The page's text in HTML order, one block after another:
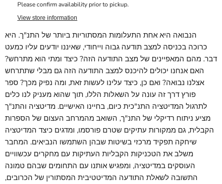
Please confirm availability prior to pickup.
View store information
הנבואה היא אחת התעלומות המסתוריות ביותר של התנ"ך. היא
כרוכה בכניסה למצב תודעה גבוה וייחודי, שאיננו יודעים עליו כמעט
דבר. מהם המאפיינים של מצב התודעה הזה? כיצד ומתי הוא מתרחש?
האם אנחנו יכולים להיכנס למצב התודעה הזה גם מבלי שתתרחש
אצלנו נבואה? ואם כן, כיצד עלינו לעשות זאת, ומה נפיק מכך? ספר
פורץ דרך זה עונה על השאלות הללו, תוך שהוא מעניק לנו כלים
לתרגול המדיטציה התנ"כית כיום, בחיינו האישיים. מדיטציה והתנ"ך
מציע ניתוח רדיקלי של התנ"ך, השואב מהמרחב העצום של הספרות
הקבלית, גם ממקורות עתיקים שטרם פורסמו, ומדגים כיצד המדיטציה
שיחקה תפקיד מרכזי בשיטות שבהן השתמשו הנביאים. המחבר
משלב את הטכניקות הקבליות העתיקות עם מחקרים עכשוויים
העוסקים במדיטציה, ומפגיש אותנו עם התחומים שבהם טמונה
התשובה לשאלת התודעה המדיטטיבית המסתורין של הכרובים,